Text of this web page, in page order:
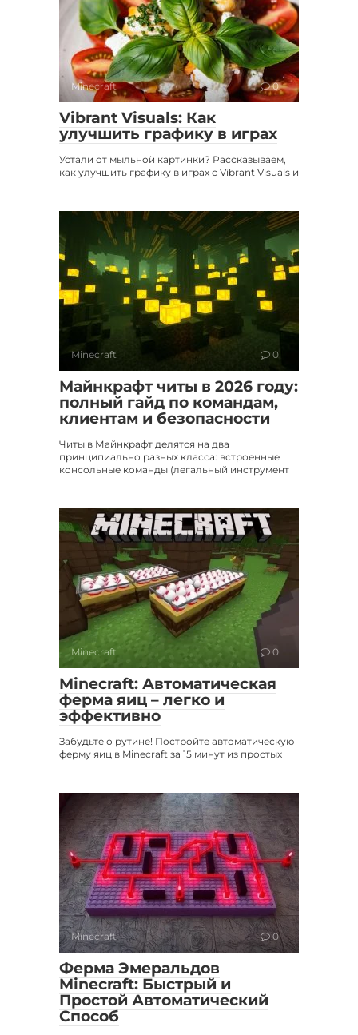
Minecraft 0
Vibrant Visuals: Как
улучшить графику в играх
Устали от мыльной картинки? Рассказываем,
как улучшить графику в играх с Vibrant Visuals и
Minecraft 0
Майнкрафт читы в 2026 году:
полный гайд по командам,
клиентам и безопасности
Читы в Майнкрафт делятся на два
принципиально разных класса: встроенные
консольные команды (легальный инструмент
Minecraft 0
Minecraft: Автоматическая
ферма яиц – легко и
эффективно
Забудьте о рутине! Постройте автоматическую
ферму яиц в Minecraft за 15 минут из простых
Minecraft 0
Ферма Эмеральдов
Minecraft: Быстрый и
Простой Автоматический
Способ